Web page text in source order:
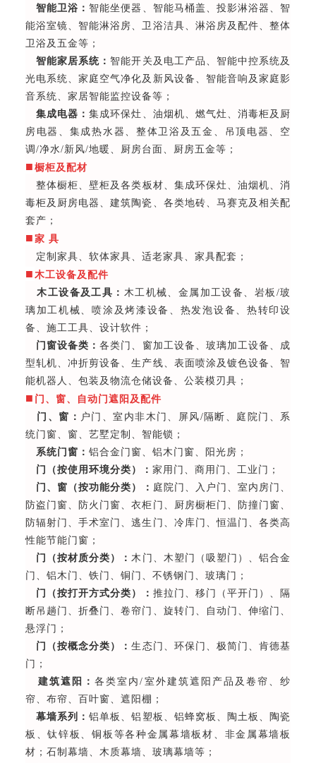
智能卫浴： 智能坐便器、智能马桶盖、投影淋浴器、智
能浴室镜、智能淋浴房、卫浴洁具、淋浴房及配件、整体
卫浴及五金等；
智能家居系统： 智能开关及电工产品、智能中控系统及
光电系统、家庭空气净化及新风设备、智能音响及家庭影
音系统、家居智能监控设备等；
集成电器：集成环保灶、油烟机、燃气灶、消毒柜及厨
房电器、集成热水器、整体卫浴及五金、吊顶电器、空
调/净水/新风/地暖、厨房台面、厨房五金等；
■ 橱柜及配材
整体橱柜、壁柜及各类板材、集成环保灶、油烟机、消
毒柜及厨房电器、建筑陶瓷、各类地砖、马赛克及相关配
套产；
■ 家 具
定制家具、软体家具、适老家具、家具配套；
■ 木工设备及配件
木工设备及工具： 木工机械、金属加工设备、岩板/玻
璃加工机械、喷涂及烤漆设备、热发泡设备、热转印设
备、施工工具、设计软件；
门窗设备类：各类门、窗加工设备、玻璃加工设备、成
型轧机、冲折剪设备、生产线、表面喷涂及镀色设备、智
能机器人、包装及物流仓储设备、公装模刃具；
■ 门、窗、自动门遮阳及配件
门、窗： 户门、室内非木门、屏风/隔断、庭院门、系
统门窗、窗、艺墅定制、智能锁；
系统门窗： 铝合金门窗、铝木门窗、阳光房；
门（按使用环境分类）： 家用门、商用门、工业门；
门、窗（按功能分类）： 庭院门、入户门、室内房门、
防盗门窗、防火门窗、衣柜门、厨房橱柜门、防撞门窗、
防辐射门、手术室门、逃生门、冷库门、恒温门、各类高
性能节能门窗；
门（按材质分类）： 木门、木塑门（吸塑门）、铝合金
门、铝木门、铁门、铜门、不锈钢门、玻璃门；
门（按打开方式分类）： 推拉门、移门（平开门）、隔
断吊趟门、折叠门、卷帘门、旋转门、自动门、伸缩门、
悬浮门；
门（按概念分类）：生态门、环保门、极简门、肯德基
门；
建筑遮阳：各类室内/室外建筑遮阳产品及卷帘、纱
帘、布帘、百叶窗、遮阳棚；
幕墙系列：铝单板、铝塑板、铝蜂窝板、陶土板、陶瓷
板、钛锌板、铜板等各种金属幕墙板材、非金属幕墙板
材；石制幕墙、木质幕墙、玻璃幕墙等；